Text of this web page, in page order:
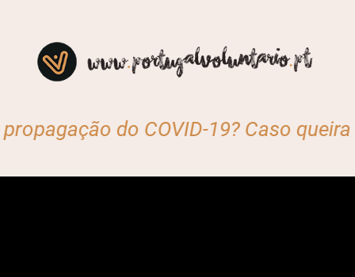
do COVID-19? Caso queira